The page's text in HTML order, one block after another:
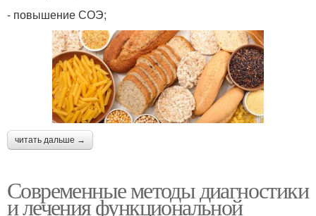
- повышение СОЭ;
читать дальше →
Современные методы диагностики
и лечения функциональной